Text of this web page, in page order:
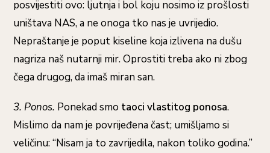
posvijestiti ovo: ljutnja i bol koju nosimo iz prošlosti
uništava NAS, a ne onoga tko nas je uvrijedio.
Nepraštanje je poput kiseline koja izlivena na dušu
nagriza naš nutarnji mir. Oprostiti treba ako ni zbog
čega drugog, da imaš miran san.
3. Ponos. Ponekad smo taoci vlastitog ponosa.
Mislimo da nam je povrijeđena čast; umišljamo si
veličinu: “Nisam ja to zavrijedila, nakon toliko godina.”